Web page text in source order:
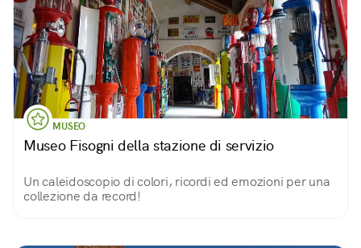
MUSEO
Museo Fisogni della stazione di servizio
Un caleidoscopio di colori, ricordi ed emozioni per una
collezione da record!